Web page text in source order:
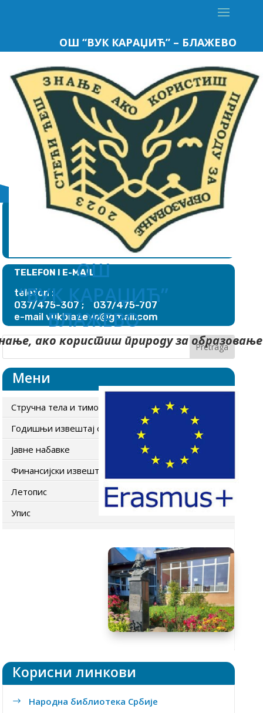
ОШ “ВУК КАРАЏИЋ” – БЛАЖЕВО
ОШ
“ВУК КАРАЏИЋ”
БЛАЖЕВО
ако користиш природу за образовање
АДРЕСА
ОШ “Вук Караџић”
TELEFON I E-MAIL
telefon :
037/475-307 ; 037/475-707
e-mail vukblazevo@gmail.com
Мени
Стручна тела и тимови
Годишњи извештај о раду школе
Јавне набавке
Финансијски извештаји
Летопис
Упис
Заштита података о личности
Корисни линкови
$ Народна библиотека Србије